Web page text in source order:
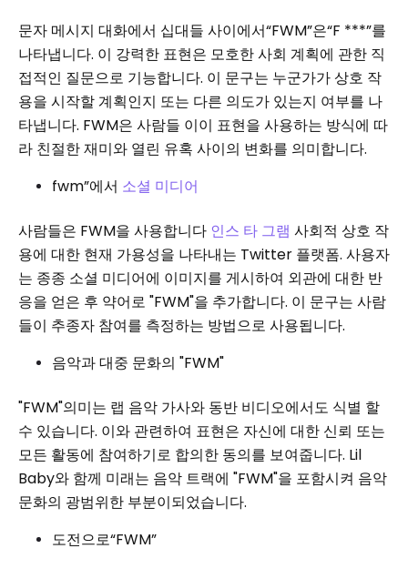
문자 메시지 대화에서 십대들 사이에서“FWM”은“F ***”를
나타냅니다. 이 강력한 표현은 모호한 사회 계획에 관한 직
접적인 질문으로 기능합니다. 이 문구는 누군가가 상호 작
용을 시작할 계획인지 또는 다른 의도가 있는지 여부를 나
타냅니다. FWM은 사람들 이이 표현을 사용하는 방식에 따
라 친절한 재미와 열린 유혹 사이의 변화를 의미합니다.
fwm”에서 소셜 미디어
사람들은 FWM을 사용합니다 인스 타 그램 사회적 상호 작
용에 대한 현재 가용성을 나타내는 Twitter 플랫폼. 사용자
는 종종 소셜 미디어에 이미지를 게시하여 외관에 대한 반
응을 얻은 후 약어로 "FWM"을 추가합니다. 이 문구는 사람
들이 추종자 참여를 측정하는 방법으로 사용됩니다.
음악과 대중 문화의 "FWM"
"FWM"의미는 랩 음악 가사와 동반 비디오에서도 식별 할
수 있습니다. 이와 관련하여 표현은 자신에 대한 신뢰 또는
모든 활동에 참여하기로 합의한 동의를 보여줍니다. Lil
Baby와 함께 미래는 음악 트랙에 "FWM"을 포함시켜 음악
문화의 광범위한 부분이되었습니다.
도전으로“FWM”